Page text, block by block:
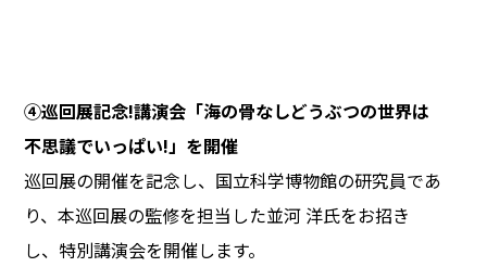
④巡回展記念!講演会「海の骨なしどうぶつの世界は
不思議でいっぱい!」を開催
巡回展の開催を記念し、国立科学博物館の研究員であ
り、本巡回展の監修を担当した並河 洋氏をお招き
し、特別講演会を開催します。